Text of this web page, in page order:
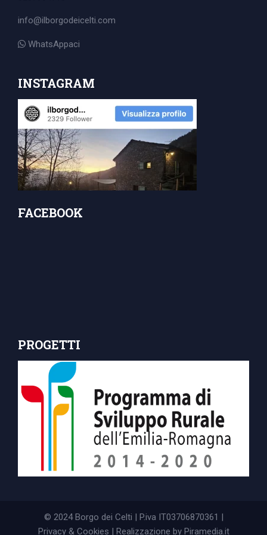
info@ilborgodeicelti.com
WhatsAppaci
INSTAGRAM
FACEBOOK
PROGETTI
© 2024 Borgo dei Celti | P.iva IT03706870361 |
Privacy & Cookies | Realizzazione by Piramedia.it